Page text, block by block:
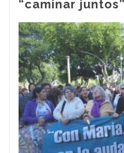
“caminar juntos”